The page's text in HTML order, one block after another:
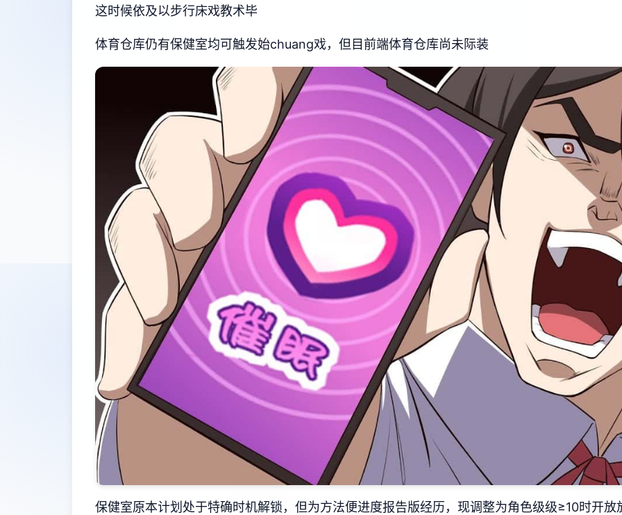
这时候依及以步行床戏教术毕
体育仓库仍有保健室均可触发始chuang戏，但目前端体育仓库尚未际装
保健室原本计划处于特确时机解锁，但为方法便进度报告版经历，现调整为角色级级≥10时开放